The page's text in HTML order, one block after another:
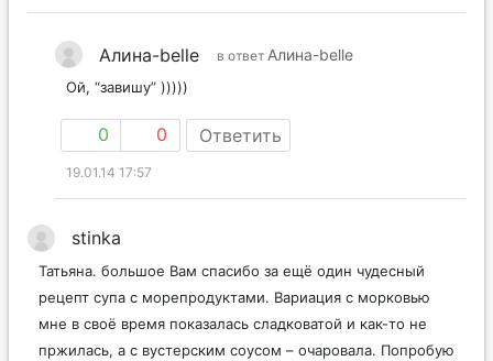
Алина-belle в ответ Алина-belle
Ой, “завишу” )))))
0 0 Ответить
19.01.14 17:57
stinka
Татьяна. большое Вам спасибо за ещё один чудесный
рецепт супа с морепродуктами. Вариация с морковью
мне в своё время показалась сладковатой и как-то не
пржилась, а с вустерским соусом – очаровала. Попробую